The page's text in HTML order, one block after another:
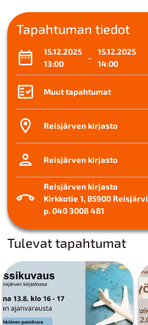
Tapahtuman tiedot
15.12.2025
13:00
-
15.12.2025
14:00
Muut tapahtumat
Reisjärven kirjasto
Reisjärven kirjasto
Reisjärven kirjasto
Kirkkotie 1, 85900 Reisjärvi
p. 040 3008 481
Tulevat tapahtumat